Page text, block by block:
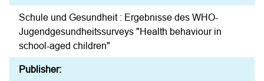
Schule und Gesundheit : Ergebnisse des WHO-
Jugendgesundheitssurveys "Health behaviour in
school-aged children"
Publisher: